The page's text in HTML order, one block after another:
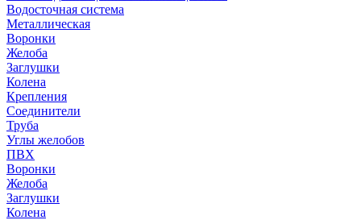
Водосточная система
Металлическая
Воронки
Желоба
Заглушки
Колена
Крепления
Соединители
Труба
Углы желобов
ПВХ
Воронки
Желоба
Заглушки
Колена